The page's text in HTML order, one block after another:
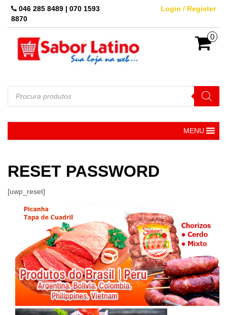
Skip
046 285 8489 | 070 1593
8870
Login / Register
0
Pesquisar
produtos
MENU
RESET PASSWORD
[uwp_reset]